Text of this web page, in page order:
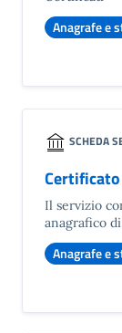
Anagrafe e
SCHEDA
Il servizio
anagrafico
Anagrafe e